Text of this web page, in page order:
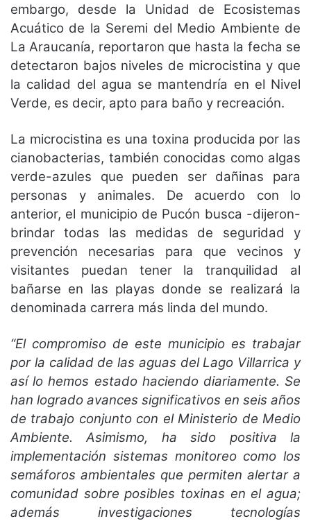
embargo, desde la Unidad de Ecosistemas
Acuático de la Seremi del Medio Ambiente de
La Araucanía, reportaron que hasta la fecha se
detectaron bajos niveles de microcistina y que
la calidad del agua se mantendría en el Nivel
Verde, es decir, apto para baño y recreación.
La microcistina es una toxina producida por las
cianobacterias, también conocidas como algas
verde-azules que pueden ser dañinas para
personas y animales. De acuerdo con lo
anterior, el municipio de Pucón busca -dijeron-
brindar todas las medidas de seguridad y
prevención necesarias para que vecinos y
visitantes puedan tener la tranquilidad al
bañarse en las playas donde se realizará la
denominada carrera más linda del mundo.
“El compromiso de este municipio es trabajar
por la calidad de las aguas del Lago Villarrica y
así lo hemos estado haciendo diariamente. Se
han logrado avances significativos en seis años
de trabajo conjunto con el Ministerio de Medio
Ambiente. Asimismo, ha sido positiva la
implementación sistemas monitoreo como los
semáforos ambientales que permiten alertar a
comunidad sobre posibles toxinas en el agua;
además investigaciones tecnologías